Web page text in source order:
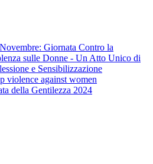
Giornata Contro la
sulle Donne - Un Atto Unico di
e Sensibilizzazione
violence against women
della Gentilezza 2024